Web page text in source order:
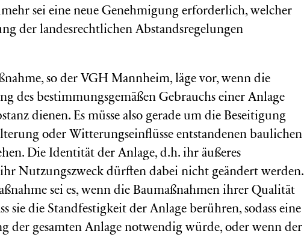
sei eine neue Genehmigung erforderlich, welcher
der landesrechtlichen Abstandsregelungen
so der VGH Mannheim, läge vor, wenn die
des bestimmungsgemäßen Gebrauchs einer Anlage
dienen. Es müsse also gerade um die Beseitigung
oder Witterungseinflüsse entstandenen baulichen
Die Identität der Anlage, d.h. ihr äußeres
Nutzungszweck dürften dabei nicht geändert werden.
sei es, wenn die Baumaßnahmen ihrer Qualität
sie die Standfestigkeit der Anlage berühren, sodass eine
der gesamten Anlage notwendig würde, oder wenn der